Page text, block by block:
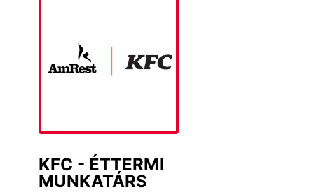
KFC - ÉTTERMI
MUNKATÁRS